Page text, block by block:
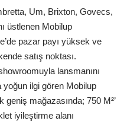
Um, Brixton, Govecs,
üstlenen Mobilup
pazar payı yüksek ve
satış noktası.
lansmanını
ilgi gören Mobilup
geniş mağazasında; 750 M²’
iyileştirme alanı